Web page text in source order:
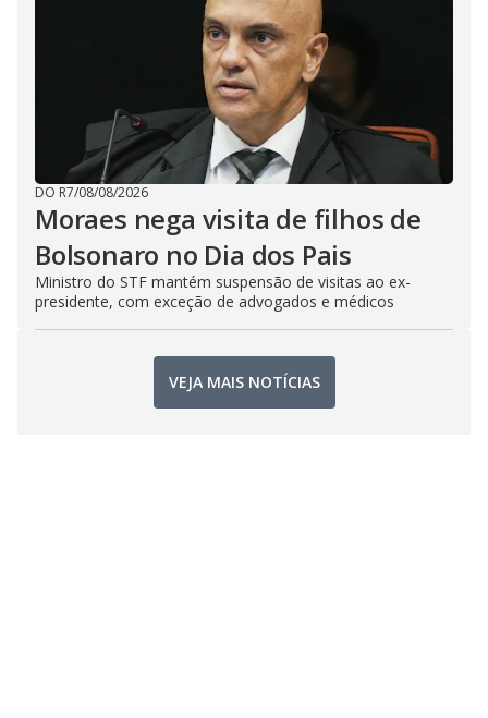
DO R7/08/08/2026
Moraes nega visita de filhos de
Bolsonaro no Dia dos Pais
Ministro do STF mantém suspensão de visitas ao ex-
presidente, com exceção de advogados e médicos
VEJA MAIS NOTÍCIAS